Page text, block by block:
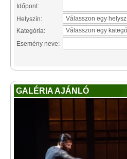
Időpont:
Helyszín:
Kategória:
Esemény neve:
GALÉRIA AJÁNLÓ